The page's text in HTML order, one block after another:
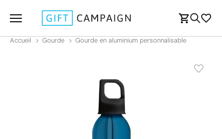
Accueil Gourde Gourde en aluminium personnalisable